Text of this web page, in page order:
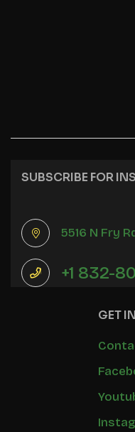
SUBSCRIBE FOR
5516 N Fry
+1 832-
GET